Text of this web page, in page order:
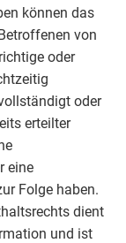
können das
von
oder
oder
erteilter
eine
Folge haben.
dient
und ist